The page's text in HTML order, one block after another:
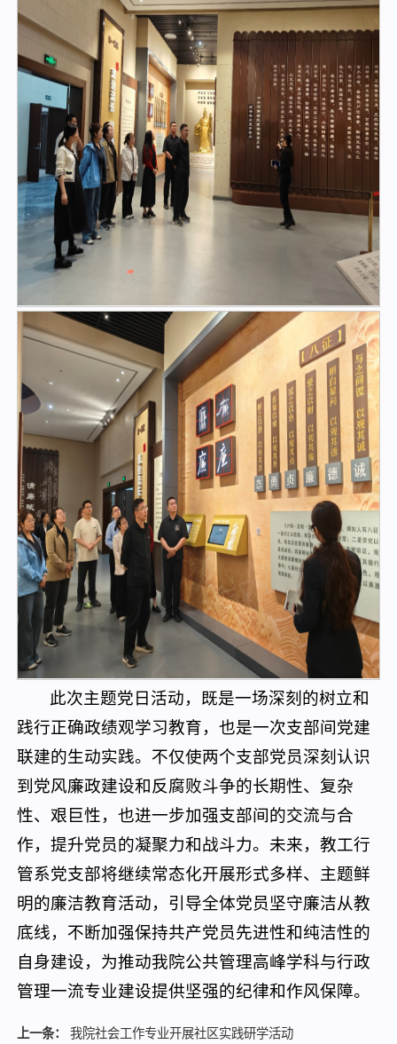
此次主题党日活动，既是一场深刻的树立和
践行正确政绩观学习教育，也是一次支部间党建
联建的生动实践。不仅使两个支部党员深刻认识
到党风廉政建设和反腐败斗争的长期性、复杂
性、艰巨性，也进一步加强支部间的交流与合
作，提升党员的凝聚力和战斗力。未来，教工行
管系党支部将继续常态化开展形式多样、主题鲜
明的廉洁教育活动，引导全体党员坚守廉洁从教
底线，不断加强保持共产党员先进性和纯洁性的
自身建设，为推动我院公共管理高峰学科与行政
管理一流专业建设提供坚强的纪律和作风保障。
上一条：我院社会工作专业开展社区实践研学活动